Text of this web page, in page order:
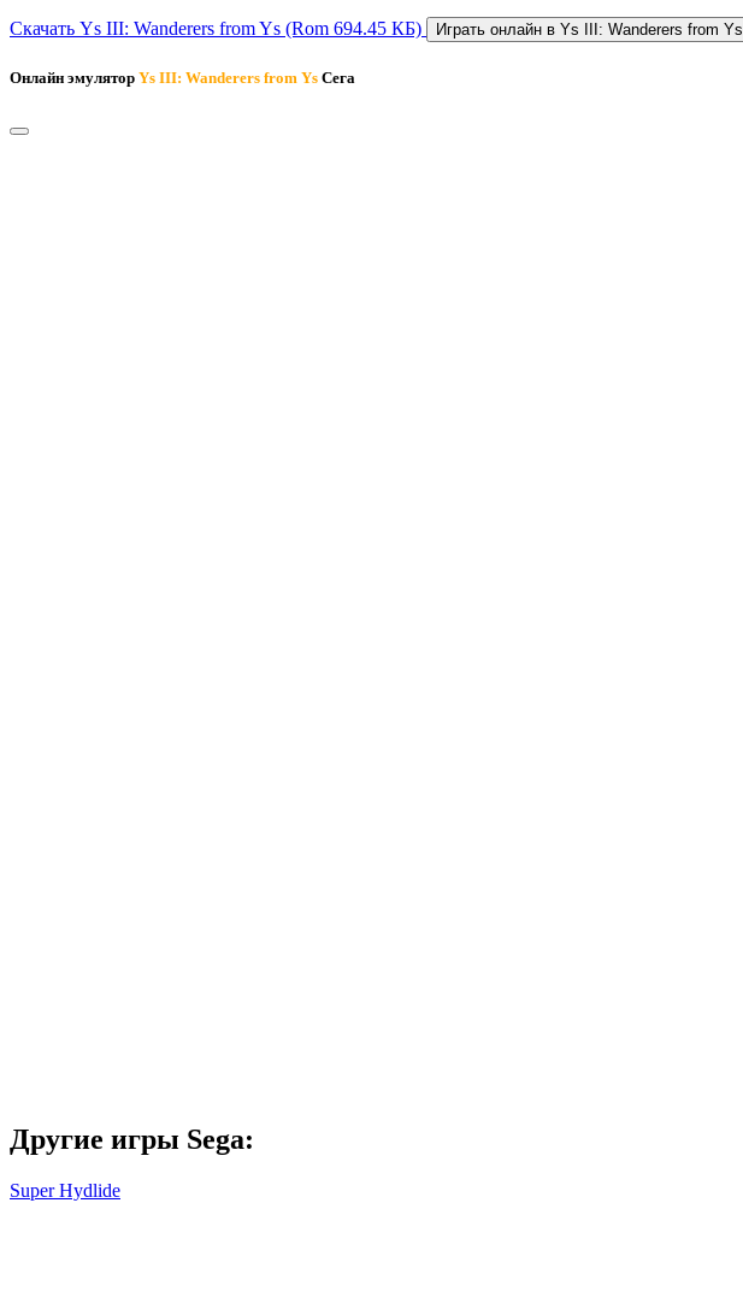
Скачать Ys III: Wanderers from Ys (Rom 694.45 КБ) Играть онлайн в Ys III: Wanderers from Ys
Онлайн эмулятор Ys III: Wanderers from Ys Сега
Другие игры Sega:
Super Hydlide